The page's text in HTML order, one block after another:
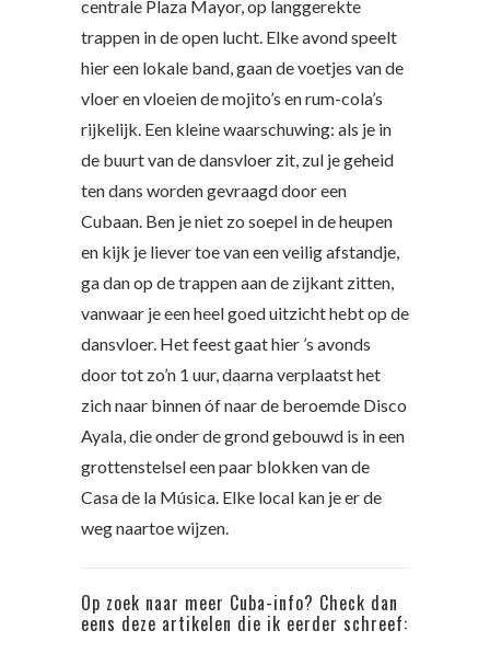
centrale Plaza Mayor, op langgerekte
trappen in de open lucht. Elke avond speelt
hier een lokale band, gaan de voetjes van de
vloer en vloeien de mojito’s en rum-cola’s
rijkelijk. Een kleine waarschuwing: als je in
de buurt van de dansvloer zit, zul je geheid
ten dans worden gevraagd door een
Cubaan. Ben je niet zo soepel in de heupen
en kijk je liever toe van een veilig afstandje,
ga dan op de trappen aan de zijkant zitten,
vanwaar je een heel goed uitzicht hebt op de
dansvloer. Het feest gaat hier ’s avonds
door tot zo’n 1 uur, daarna verplaatst het
zich naar binnen óf naar de beroemde Disco
Ayala, die onder de grond gebouwd is in een
grottenstelsel een paar blokken van de
Casa de la Música. Elke local kan je er de
weg naartoe wijzen.
Op zoek naar meer Cuba-info? Check dan
eens deze artikelen die ik eerder schreef: